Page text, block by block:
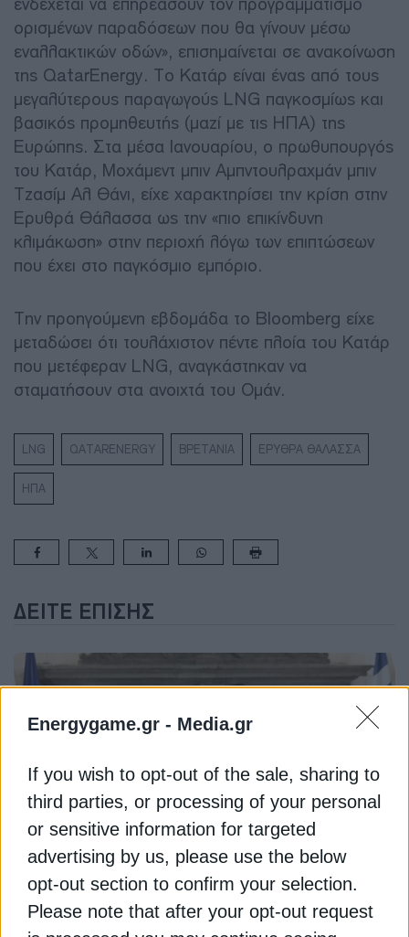
Energygame.gr - Media.gr
If you wish to opt-out of the sale, sharing to
third parties, or processing of your personal
or sensitive information for targeted
advertising by us, please use the below
opt-out section to confirm your selection.
Please note that after your opt-out request
ορισμένων παραδόσεων που θα γίνουν μέσω
εναλλακτικών οδών», επισημαίνεται σε ανακοίνωση
της QatarEnergy. Το Κατάρ είναι ένας από τους
μεγαλύτερους παραγωγούς LNG παγκοσμίως και
βασικός προμηθευτής (μαζί με τις ΗΠΑ) της
Ευρώπης. Στα μέσα Ιανουαρίου, ο πρωθυπουργός
του Κατάρ, Μοχάμεντ μπιν Αμπντουλραχμάν μπιν
Τζασίμ Αλ Θάνι, είχε χαρακτηρίσει την κρίση στην
Ερυθρά Θάλασσα ως την «πιο επικίνδυνη
κλιμάκωση» στην περιοχή λόγω των επιπτώσεων
που έχει στο παγκόσμιο εμπόριο.
Την προηγούμενη εβδομάδα το Bloomberg είχε
μεταδώσει ότι τουλάχιστον πέντε πλοία του Κατάρ
που μετέφεραν LNG, αναγκάστηκαν να
σταματήσουν στα ανοιχτά του Ομάν.
LNG QATARENERGY ΒΡΕΤΑΝΙΑ ΕΡΥΘΡΑ ΘΑΛΑΣΣΑ
ΗΠΑ
ΔΕΊΤΕ ΕΠΊΣΗΣ
ΦΥΣΙΚΟ ΑΕΡΙΟ
Χριστοδουλίδης: Δεν θα υπάρξει
συγκάλυψη για το Βασιλικό
5 Αυγούστου 2024